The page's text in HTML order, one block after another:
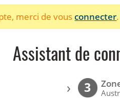
merci de vousconnecter
Assistant de
› 3